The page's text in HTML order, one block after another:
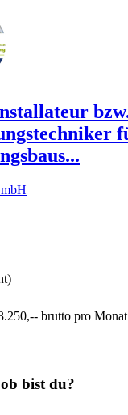
brutto pro Monat
bist du?